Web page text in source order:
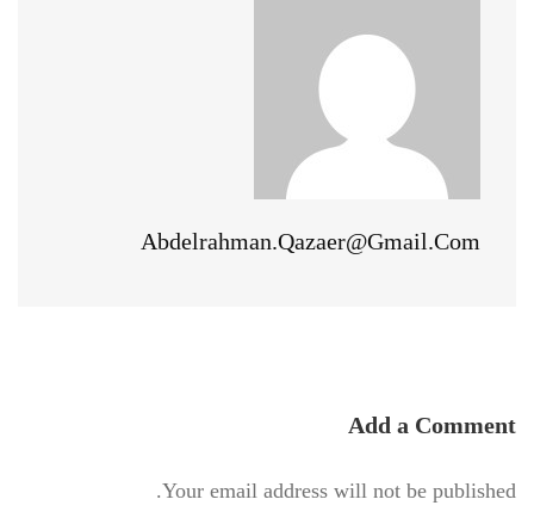
Abdelrahman.qazaer@gmail.com
Add a Comment
Your email address will not be published.